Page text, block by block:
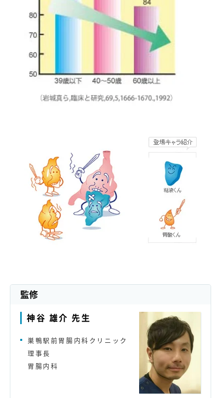
監修
神谷 雄介 先生
巣鴨駅前胃腸内科クリニック
理事長
胃腸内科